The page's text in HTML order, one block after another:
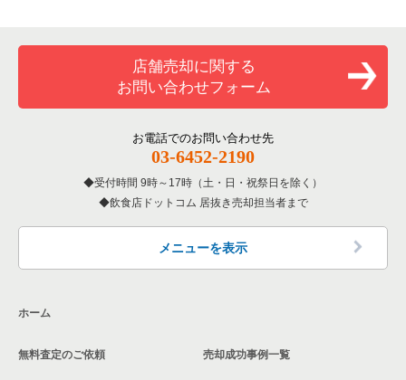
洋食の居抜き売却物件の案件一覧
その他の居抜き売却物件の案件一覧
京都府の居酒屋・ダイニングバーの居抜き売却物件の案件一覧
京都府の和食の居抜き売却物件の案件一覧
京都府の洋食の居抜き売却物件の案件一覧
京都府のその他の居抜き売却物件の案件一覧
店舗売却に関する
お問い合わせフォーム
お電話でのお問い合わせ先
03-6452-2190
受付時間 9時～17時（土・日・祝祭日を除く）
飲食店ドットコム 居抜き売却担当者まで
メニューを表示
ホーム
無料査定のご依頼 売却成功事例一覧